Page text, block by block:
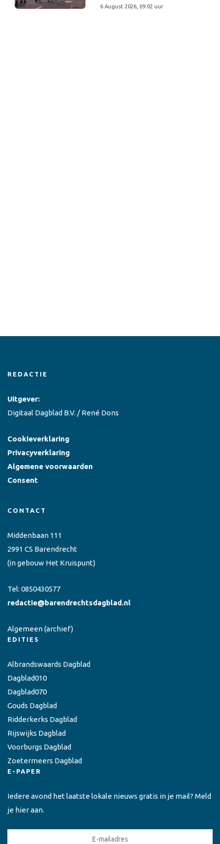
6 August 2026, 09:02 uur
REDACTIE
Uitgever:
Digitaal Dagblad B.V. / René Dons
Cookieverklaring
Privacyverklaring
Algemene voorwaarden
Consent
CONTACT
Middenbaan 111
2991 CS Barendrecht
(in gebouw Het Kruispunt)
Tel: 0850430577
redactie@barendrechtsdagblad.nl
Algemeen(archief)
EDITIES
Albrandswaards Dagblad
Dagblad010
Dagblad070
Gouds Dagblad
Ridderkerks Dagblad
Rijswijks Dagblad
Voorburgs Dagblad
Zoetermeers Dagblad
E-PAPER
Iedere avond het laatste lokale nieuws gratis in je mail? Meld
je hier aan.